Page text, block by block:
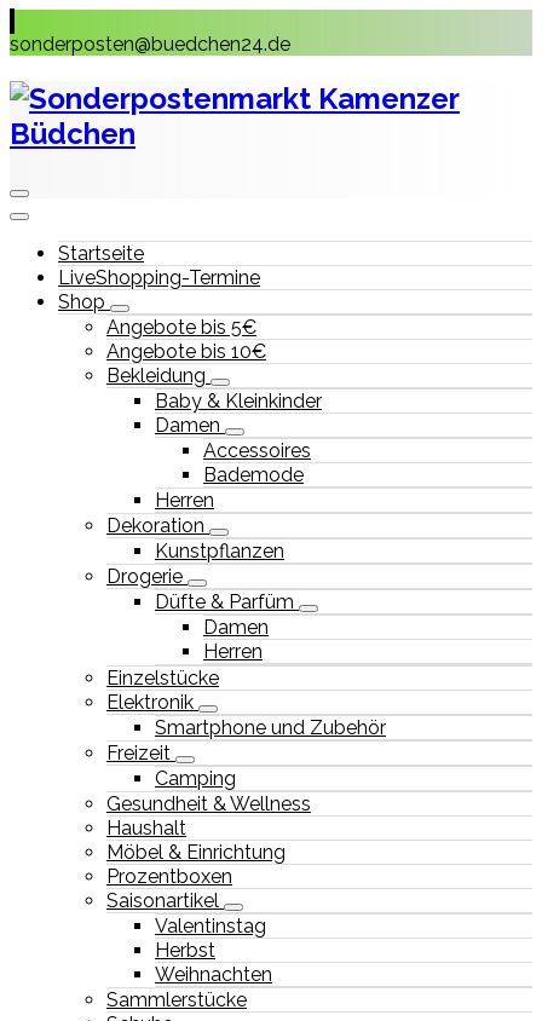
to
sonderposten@buedchen24.de
Startseite
LiveShopping-Termine
Shop
Angebote bis 5€
Angebote bis 10€
Bekleidung
Baby & Kleinkinder
Damen
Accessoires
Bademode
Herren
Dekoration
Kunstpflanzen
Drogerie
Düfte & Parfüm
Damen
Herren
Einzelstücke
Elektronik
Smartphone und Zubehör
Freizeit
Camping
Gesundheit & Wellness
Haushalt
Möbel & Einrichtung
Prozentboxen
Saisonartikel
Valentinstag
Herbst
Weihnachten
Sammlerstücke